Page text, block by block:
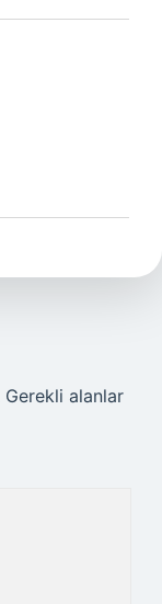
Gerekli alanlar